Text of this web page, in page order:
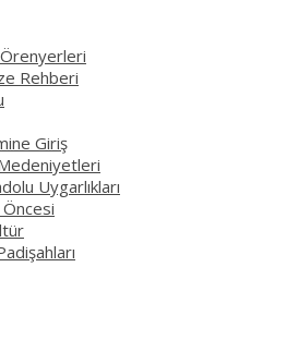
Rehberi
Giriş
Uygarlıkları